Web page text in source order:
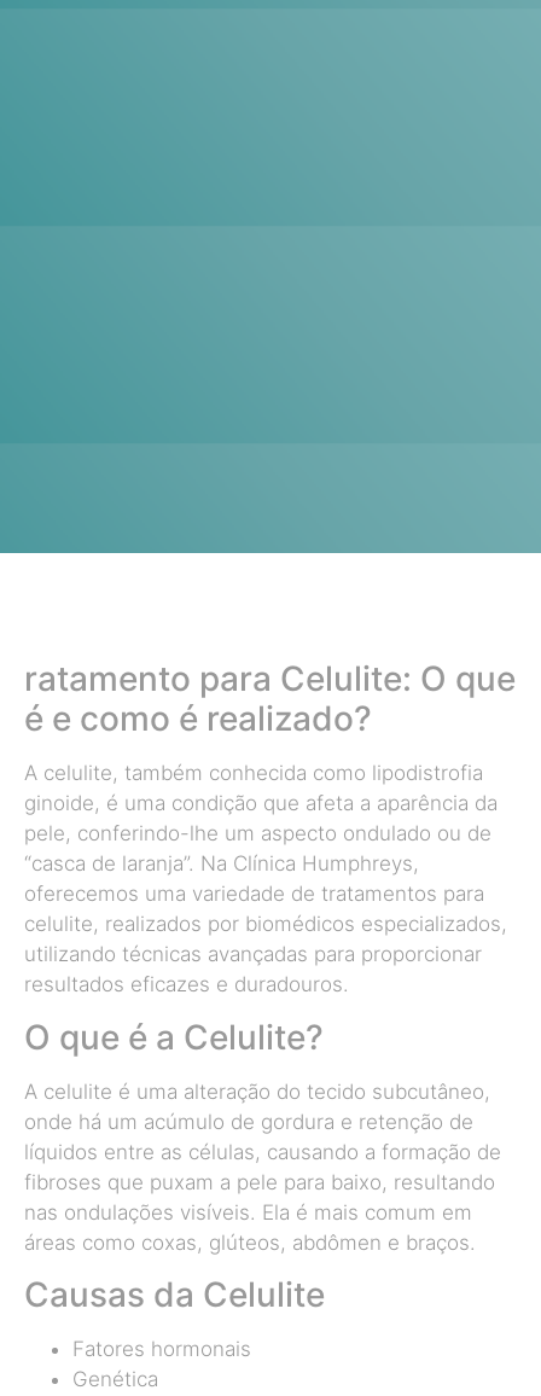
ratamento para Celulite: O que
é e como é realizado?
A celulite, também conhecida como lipodistrofia
ginoide, é uma condição que afeta a aparência da
pele, conferindo-lhe um aspecto ondulado ou de
“casca de laranja”. Na Clínica Humphreys,
oferecemos uma variedade de tratamentos para
celulite, realizados por biomédicos especializados,
utilizando técnicas avançadas para proporcionar
resultados eficazes e duradouros.
O que é a Celulite?
A celulite é uma alteração do tecido subcutâneo,
onde há um acúmulo de gordura e retenção de
líquidos entre as células, causando a formação de
fibroses que puxam a pele para baixo, resultando
nas ondulações visíveis. Ela é mais comum em
áreas como coxas, glúteos, abdômen e braços.
Causas da Celulite
Fatores hormonais
Genética